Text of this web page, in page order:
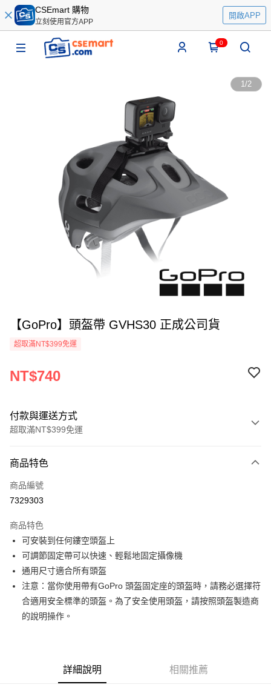
CSEmart 購物
立刻使用官方APP
開啟APP
0
1/2
【GoPro】頭盔帶 GVHS30 正成公司貨
超取滿NT$399免運
NT$740
付款與運送方式
超取滿NT$399免運
信用卡一次付款
信用卡分期付款
合作金庫商業銀行
華南商業銀行
上海商業儲蓄銀行
台北富邦商業銀行
國泰世華商業銀行
臺灣中小企業銀行
台中商業銀行
匯豐（台灣）商業銀行
華泰商業銀行
聯邦商業銀行
遠東國際商業銀行
元大商業銀行
6 期 0 利率 每期
華南商業銀行
彰化商業銀行
上海商業儲蓄銀行
國泰世華商業銀行
兆豐國際商業銀行
臺灣中小企業銀行
台中商業銀行
匯豐（台灣）商業銀行
台新國際商業銀行
中國信託商業銀行
台灣樂天信用卡公司
12 期 0 利率 每期 NT$61
合作金庫商業銀行
上海商業儲蓄銀行
台北富邦商業銀行
國泰世華商業銀行
兆豐國際商業銀行
臺灣中小企業銀行
玉山商業銀行
星展（台灣）商業銀行
台新國際商業銀行
超商取貨付款
LINE Pay
Apple Pay
商品特色
商品編號
7329303
商品特色
可安裝到任何鏤空頭盔上
可調節固定帶可以快速、輕鬆地固定攝像機
通用尺寸適合所有頭盔
注意：當你使用帶有GoPro 頭盔固定座的頭盔時，請務必選擇符
合適用安全標準的頭盔。為了安全使用頭盔，請按照頭盔製造商
的說明操作。
詳細說明 相關推薦